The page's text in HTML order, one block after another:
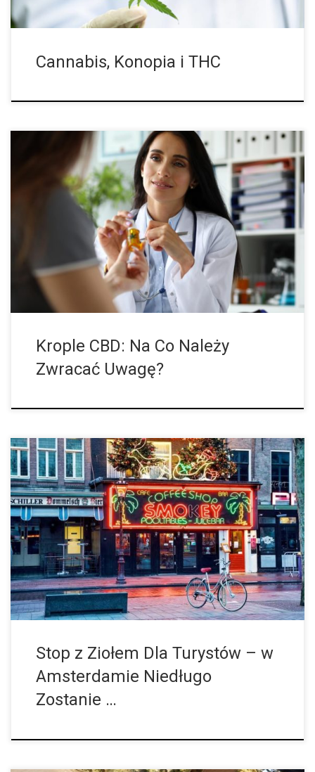
Cannabis, Konopia i THC
Legalne i Korzystne? CBD od dawna wzbudza wielkie
zainteresowanie. Ma ono działanie relaksujące, przeciwbólowe i
przeciwzapalne: a to tylko niektóre z korzyści płynących z
aktywnego składnika rośliny konopi jakim jest […]
Krople CBD: Na Co Należy
Zwracać Uwagę?
Stolica Holandii Amsterdam jest znana na całym świecie jako
mekka palaczy marihuany. Miłośnicy marihuany podróżują z
całego świata, aby delektować się zapasami marihuany w aż
166 coffeeshopach, które obecnie są […]
Stop z Ziołem Dla Turystów – w
Amsterdamie Niedługo
Zostanie …